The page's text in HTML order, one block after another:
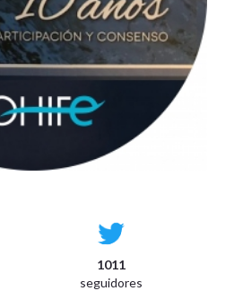
1011
seguidores